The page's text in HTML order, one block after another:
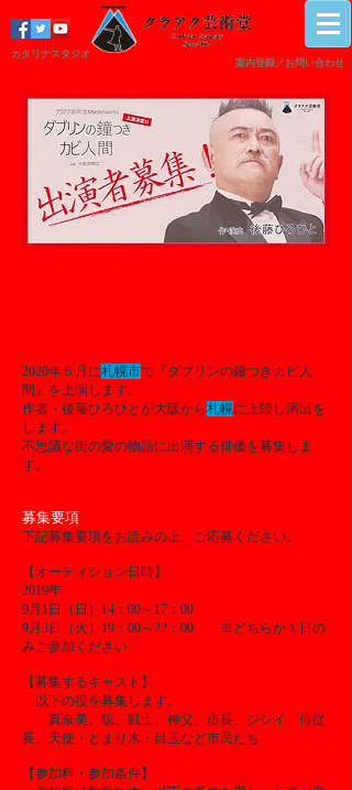
案内登録／​お問い合わせ
カタリナスタジオ
2020年５月に札幌市で『ダブリンの鐘つきカビ人
間』を上演します。
作者・後藤ひろひとが大阪から札幌に上陸し演出を
します。
不思議な街の愛の物語に出演する俳優を募集しま
す。
募集要項
下記募集要項をお読みの上、ご応募ください。
【オーディション日時】
2019年
9月1日（日）14：00～17：00
9月3日（火）19：00～22：00 ※どちらか１日の
みご参加ください
【募集するキャスト】
以下の役を募集します。
真奈美、聡、戦士、神父、市長、ジジイ、侍従
長、天使・とまり木・目玉など市民たち
【参加料・参加条件】